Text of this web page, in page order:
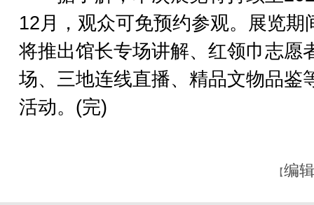
12月，观众可免预约参观。展览期
将推出馆长专场讲解、红领巾志愿
场、三地连线直播、精品文物品鉴
活动。(完)
【编